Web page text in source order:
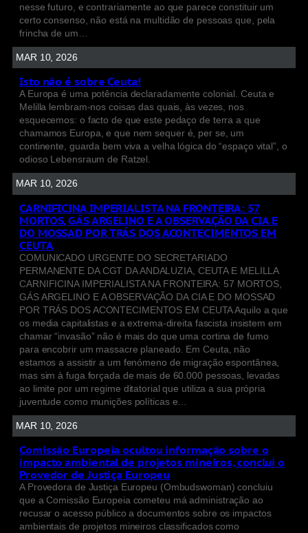
nesse futuro, e contrariamente ao que parece constituir um
certo consenso, não está na multidão de pessoas que, pela
frincha de um…
MAR 10, 2026
Isto não é sobre Ceuta!
A Europa é uma potência declaradamente colonial. Ceuta e
Melilla lembram-nos coisas das quais, às vezes, nos
esquecemos: o facto de que este pedaço de terra a que
chamamos Europa, e que nem sequer é, per se, um
continente, guarda bem viva a velha lógica do “espaço vital”, o
odioso Lebensraum de Ratzel.
MAR 10, 2026
CARNIFICINA IMPERIALISTA NA FRONTEIRA: 57
MORTOS, GÁS ARGELINO E A OBSERVAÇÃO DA CIA E
DO MOSSAD POR TRÁS DOS ACONTECIMENTOS EM
CEUTA
COMUNICADO URGENTE DO SECRETARIADO
PERMANENTE DA CGT DA ANDALUZIA, CEUTA E MELILLA
CARNIFICINA IMPERIALISTA NA FRONTEIRA: 57 MORTOS,
GÁS ARGELINO E A OBSERVAÇÃO DA CIA E DO MOSSAD
POR TRÁS DOS ACONTECIMENTOS EM CEUTA Aquilo a que
os media capitalistas e a extrema-direita fascista insistem em
chamar “invasão” não é mais do que uma cortina de fumo
para encobrir um massacre planeado. Em Ceuta, não
estamos a assistir a um fenómeno de migração espontânea,
mas sim à fuga forçada de mais de 60.000 pessoas, levadas
ao limite por um regime ditatorial que utiliza a sua própria
juventude como munições políticas e…
MAR 10, 2026
Comissão Europeia ocultou informação sobre o
impacto ambiental de projetos mineiros, conclui o
Provedor de Justiça Europeu
A Provedora de Justiça Europeu (Ombudswoman) concluiu
que a Comissão Europeia cometeu má administração ao
recusar o acesso público a documentos sobre os impactos
ambientais de projetos mineiros classificados como